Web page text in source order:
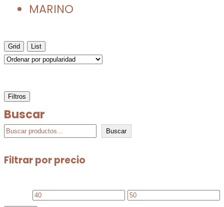
MARINO
Grid List
Filtros
Buscar
Buscar
Filtrar por precio